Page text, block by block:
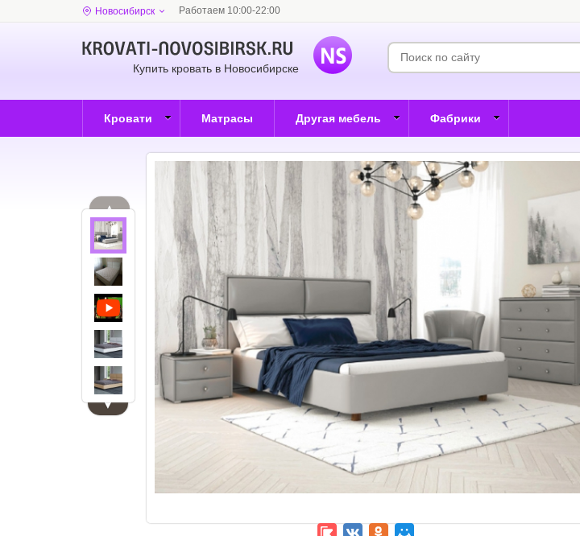
Новосибирск Работаем 10:00-22:00
Купить кровать в Новосибирске
Кровати Матрасы Другая мебель Фабрики
▲
▼